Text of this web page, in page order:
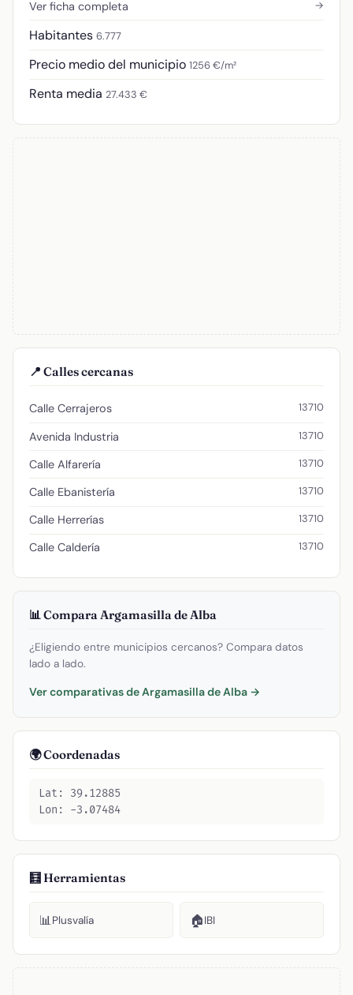
Ver ficha completa →
Habitantes 6.777
Precio medio del municipio 1256 €/m²
Renta media 27.433 €
📍 Calles cercanas
Calle Cerrajeros 13710
Avenida Industria 13710
Calle Alfarería 13710
Calle Ebanistería 13710
Calle Herrerías 13710
Calle Caldería 13710
📊 Compara Argamasilla de Alba
¿Eligiendo entre municipios cercanos? Compara datos
lado a lado.
Ver comparativas de Argamasilla de Alba →
🌍 Coordenadas
Lat: 39.12885
Lon: -3.07484
🧮 Herramientas
📊Plusvalía 🏠IBI